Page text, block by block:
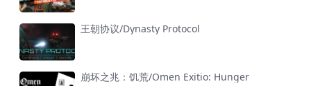
王朝协议/Dynasty Protocol
崩坏之兆：饥荒/Omen Exitio: Hunger